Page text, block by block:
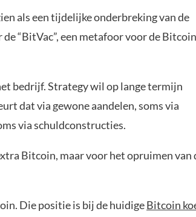
als een tijdelijke onderbreking van de
“BitVac”, een metafoor voor de
bedrijf. Strategy wil op lange termijn
dat via gewone aandelen, soms via
via schuldconstructies.
Bitcoin, maar voor het opruimen van
Die positie is bij de huidigeBitcoin